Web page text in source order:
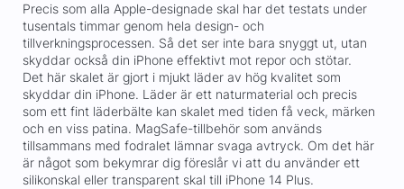
Precis som alla Apple-designade skal har det testats under
tusentals timmar genom hela design- och
tillverkningsprocessen. Så det ser inte bara snyggt ut, utan
skyddar också din iPhone effektivt mot repor och stötar.
Det här skalet är gjort i mjukt läder av hög kvalitet som
skyddar din iPhone. Läder är ett naturmaterial och precis
som ett fint läderbälte kan skalet med tiden få veck, märken
och en viss patina. MagSafe-tillbehör som används
tillsammans med fodralet lämnar svaga avtryck. Om det här
är något som bekymrar dig föreslår vi att du använder ett
silikonskal eller transparent skal till iPhone 14 Plus.